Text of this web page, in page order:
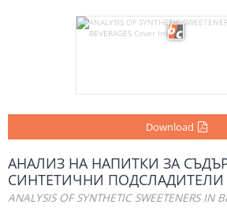
Download
АНАЛИЗ НА НАПИТКИ ЗА
СИНТЕТИЧНИ ПОДСЛАДИТЕЛИ
ANALYSIS OF SYNTHETIC SWEETENERS IN